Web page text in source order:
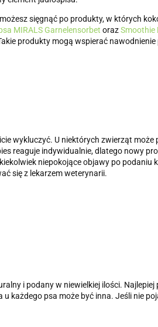
sięgnąć po produkty, w których
MIRALS Garnelensorbet orazSmoothie
produkty mogą wspierać
wykluczyć. U niektórych zwierząt
reaguje indywidualnie, dlatego nowy
niepokojące objawy po podaniu
się z lekarzem weterynarii.
i podany w niewielkiej ilości. Najlepiej
każdego psa może być inna. Jeśli nie